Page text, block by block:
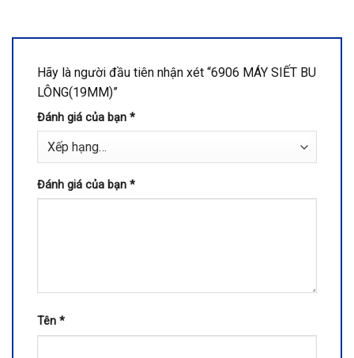
Hãy là người đầu tiên nhận xét “6906 MÁY SIẾT BU
LÔNG(19MM)”
Đánh giá của bạn *
Đánh giá của bạn *
Tên *